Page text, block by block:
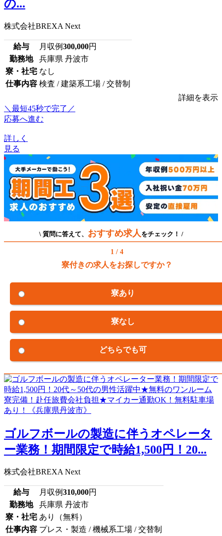
の...
株式会社BREXA Next
給与 月収例300,000円
勤務地
兵庫県 丹波市
寮・社宅 なし
仕事内容 検査 / 建築系工場 / 交替制
詳細を表示
＼最短45秒で完了／
応募へ進む
詳しく
見る
\ 質問に答えて、 おすすめ求人 をチェック！ /
1 / 4
寮付きの求人をお探しですか？
寮あり
寮なし
どちらでも可
ゴルフボールの製造に伴うオペレータ
ー業務！期間限定で時給1,500円！20...
株式会社BREXA Next
給与 月収例310,000円
勤務地
兵庫県 丹波市
寮・社宅 あり（無料）
仕事内容 プレス・製造 / 機械系工場 / 交替制